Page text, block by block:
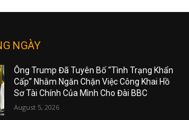
NGÀY
Ông Trump Đã Tuyên Bố “Tình Trạng Khẩn
Cấp” Nhằm Ngăn Chặn Việc Công Khai Hồ
Sơ Tài Chính Của Mình Cho Đài BBC
August 5, 2026